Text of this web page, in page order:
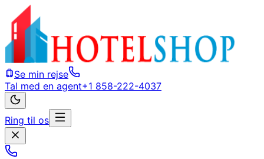
Se min rejse
Tal med en agent+1 858-222-4037
Ring til os